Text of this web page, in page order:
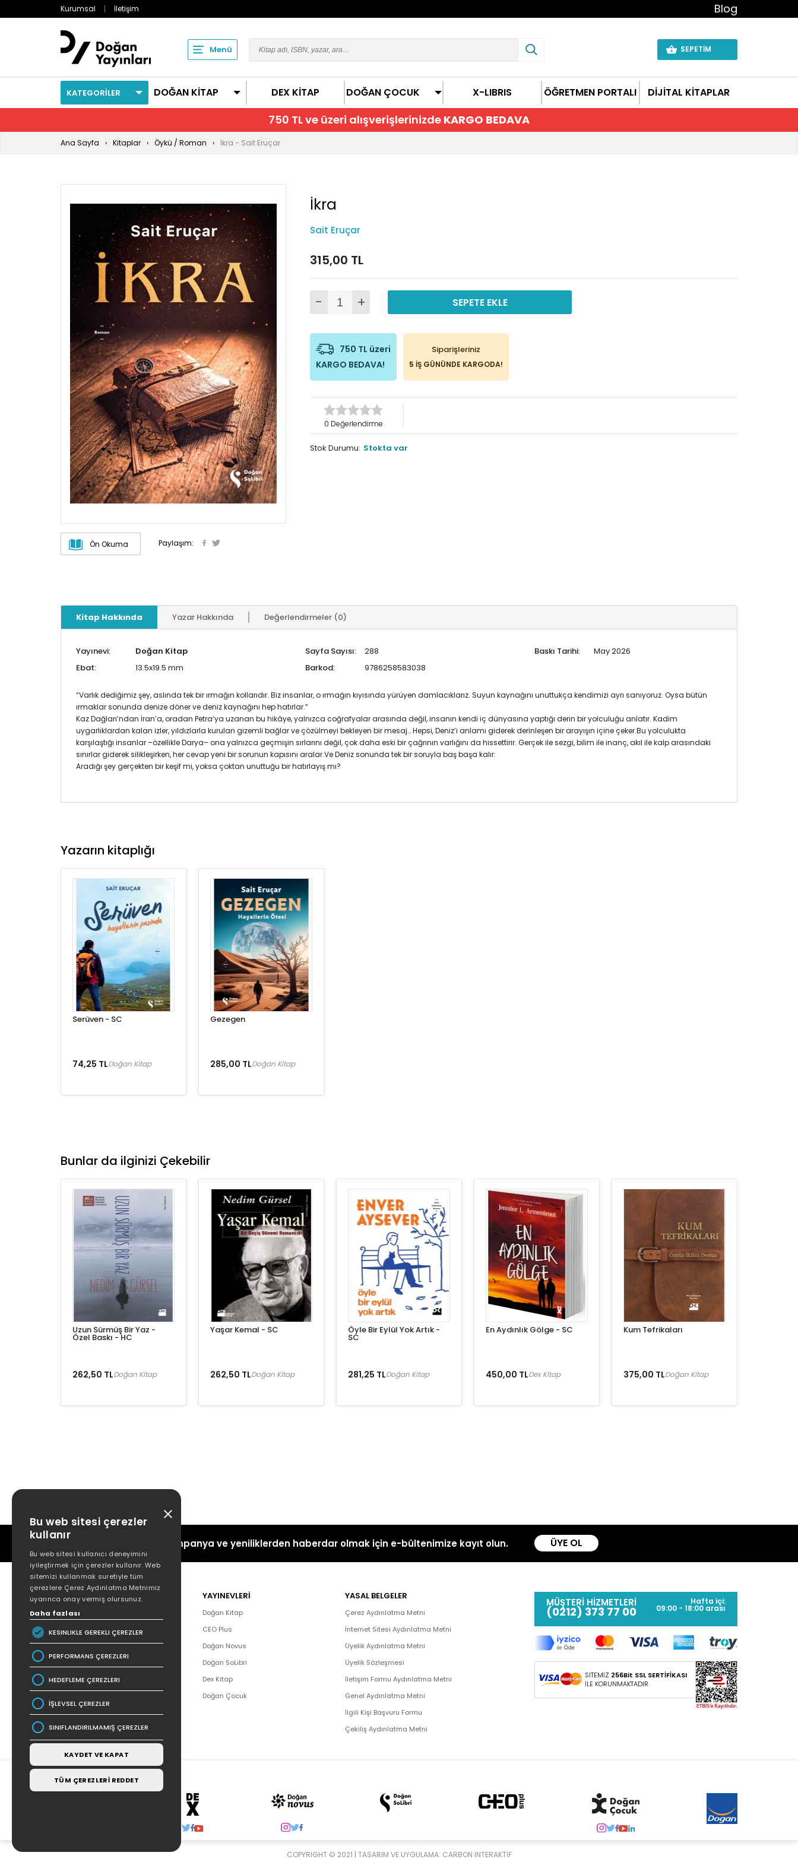
Kurumsal İletişim Blog
Menü SEPETİM
KATEGORİLER DOĞAN KİTAP DEX KİTAP DOĞAN ÇOCUK X-LIBRIS ÖĞRETMEN PORTALI DİJİTAL KİTAPLAR
750 TL ve üzeri alışverişlerinizde KARGO BEDAVA
Ana Sayfa Kitaplar Öykü / Roman İkra - Sait Eruçar
Ön Okuma Paylaşım:
İkra
Sait Eruçar
315,00 TL
- + SEPETE EKLE
750 TL üzeri
KARGO BEDAVA!
Siparişleriniz
5 İŞ GÜNÜNDE KARGODA!
0 Değerlendirme
Stok Durumu: Stokta var
Kitap Hakkında Yazar Hakkında Değerlendirmeler (0)
Yayınevi: Doğan Kitap Sayfa Sayısı: 288 Baskı Tarihi:
May 2026
Ebat:
13.5x19.5 mm Barkod: 9786258583038
“Varlık dediğimiz şey, aslında tek bir ırmağın kollarıdır. Biz insanlar, o ırmağın kıyısında yürüyen damlacıklarız. Suyun kaynağını unuttukça kendimizi ayrı sanıyoruz. Oysa bütün
ırmaklar sonunda denize döner ve deniz kaynağını hep hatırlar.”
Kaz Dağları’ndan İran’a, oradan Petra’ya uzanan bu hikâye, yalnızca coğrafyalar arasında değil, insanın kendi iç dünyasına yaptığı derin bir yolculuğu anlatır. Kadim
uygarlıklardan kalan izler, yıldızlarla kurulan gizemli bağlar ve çözülmeyi bekleyen bir mesaj… Hepsi, Deniz’i anlamı giderek derinleşen bir arayışın içine çeker.Bu yolculukta
karşılaştığı insanlar –özellikle Darya– ona yalnızca geçmişin sırlarını değil, çok daha eski bir çağrının varlığını da hissettirir. Gerçek ile sezgi, bilim ile inanç, akıl ile kalp arasındaki
sınırlar giderek silikleşirken, her cevap yeni bir sorunun kapısını aralar.Ve Deniz sonunda tek bir soruyla baş başa kalır:
Aradığı şey gerçekten bir keşif mi, yoksa çoktan unuttuğu bir hatırlayış mı?
Yazarın kitaplığı
Serüven - SC
74,25 TLDoğan Kitap
Gezegen
285,00 TLDoğan Kitap
Bunlar da ilginizi Çekebilir
Uzun Sürmüş Bir Yaz -
Özel Baskı - HC
262,50 TLDoğan Kitap
Yaşar Kemal - SC
262,50 TLDoğan Kitap
Öyle Bir Eylül Yok Artık -
SC
281,25 TLDoğan Kitap
En Aydınlık Gölge - SC
450,00 TLDex Kitap
Kum Tefrikaları
375,00 TLDoğan Kitap
Kampanya ve yeniliklerden haberdar olmak için e-bültenimize kayıt olun. ÜYE OL
POPÜLER
Hakkımızda
Yazar Listesi
İletişim
Bizden Haberler
YAYINEVLERİ
Doğan Kitap
CEO Plus
Doğan Novus
Doğan SoLibri
Dex Kitap
Doğan Çocuk
YASAL BELGELER
Çerez Aydınlatma Metni
İnternet Sitesi Aydınlatma Metni
Üyelik Aydınlatma Metni
Üyelik Sözleşmesi
İletişim Formu Aydınlatma Metni
Genel Aydınlatma Metni
İlgili Kişi Başvuru Formu
Çekiliş Aydınlatma Metni
MÜŞTERİ HİZMETLERİ
(0212) 373 77 00
Hafta içi:
09:00 - 18:00 arası
SİTEMİZ 256Bit SSL SERTİFİKASI
İLE KORUNMAKTADIR.
COPYRIGHT © 2021 | TASARIM VE UYGULAMA: CARBON INTERAKTIF
Bu web sitesi çerezler
kullanır
Bu web sitesi kullanıcı deneyimini
iyileştirmek için çerezler kullanır. Web
sitemizi kullanmak suretiyle tüm
çerezlere Çerez Aydınlatma Metnimiz
uyarınca onay vermiş olursunuz.
Daha fazlası
KESINLIKLE GEREKLI ÇEREZLER
PERFORMANS ÇEREZLERI
HEDEFLEME ÇEREZLERI
İŞLEVSEL ÇEREZLER
SINIFLANDIRILMAMIŞ ÇEREZLER
KAYDET VE KAPAT
TÜM ÇEREZLERİ REDDET